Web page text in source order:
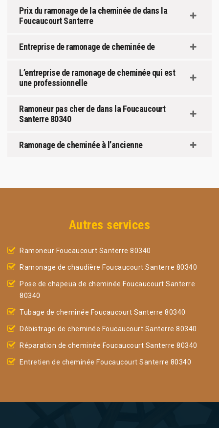
Prix du ramonage de la cheminée de dans la
Foucaucourt Santerre
Entreprise de ramonage de cheminée de
L’entreprise de ramonage de cheminée qui est
une professionnelle
Ramoneur pas cher de dans la Foucaucourt
Santerre 80340
Ramonage de cheminée à l’ancienne
Autres services
Ramoneur Foucaucourt Santerre 80340
Ramonage de chaudière Foucaucourt Santerre 80340
Pose de chapeua de cheminée Foucaucourt Santerre
80340
Tubage de cheminée Foucaucourt Santerre 80340
Débistrage de cheminée Foucaucourt Santerre 80340
Réparation de cheminée Foucaucourt Santerre 80340
Entretien de cheminée Foucaucourt Santerre 80340